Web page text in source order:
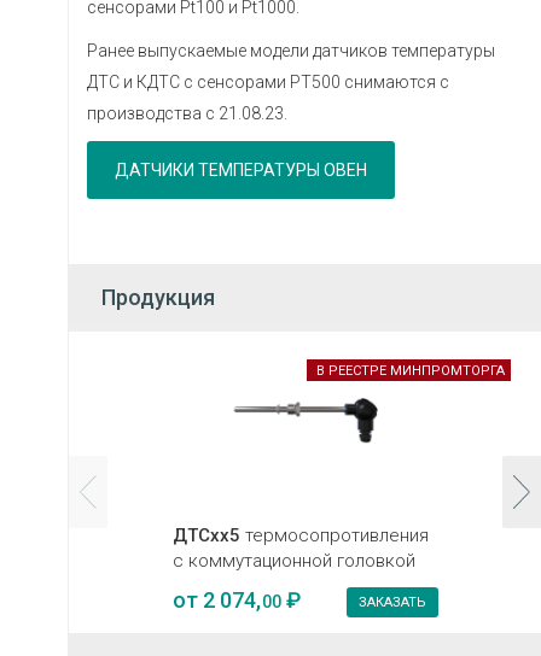
сенсорами Pt100 и Pt1000.
Ранее выпускаемые модели датчиков температуры
ДТС и КДТС с сенсорами РТ500 снимаются с
производства с 21.08.23.
ДАТЧИКИ ТЕМПЕРАТУРЫ ОВЕН
Продукция
ДТСхх5 термосопротивления
с коммутационной головкой
от 2 074,00₽ ЗАКАЗАТЬ
В РЕЕСТРЕ МИНПРОМТОРГА